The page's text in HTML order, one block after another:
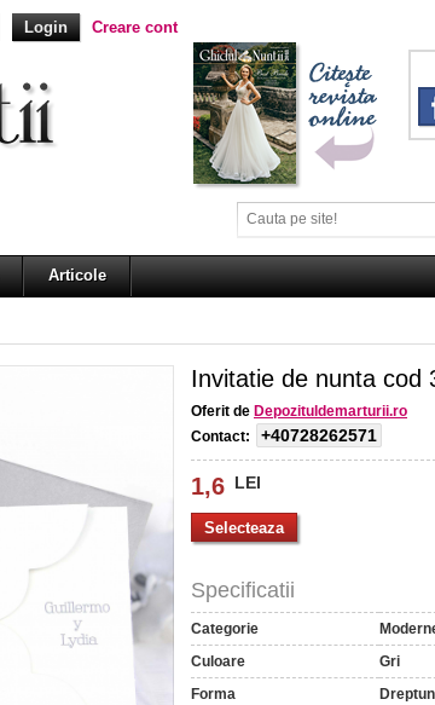
Creare cont
Articole
Invitatie de nunta cod
Oferit de Depozituldemarturii.ro
Contact:
+40728262571
1,6 LEI
Specificatii
Categorie
Culoare
Gri
Forma